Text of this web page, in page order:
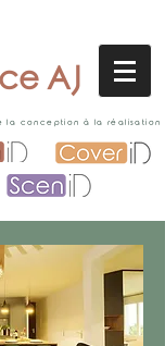
la conception à la réalisation
AJ